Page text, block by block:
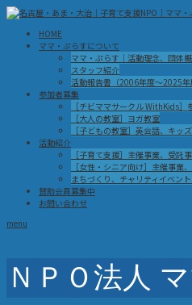
HOME
ママ・ぷらすについて
ママ・ぷらす｜活動理念、団体
スタッフ紹介
活動報告書（2006年度～2025年
参加者募集
［チビママサークル WithKids
［大人の教室］ヨガ教室
［子どもの教室］英会話、キッ
活動紹介
［子育て支援］主催事業、受託
［女性・シニア向け］主催事業
まちづくり、チャリティイベン
賛助会員募集中
お問い合わせ
menu
ＮＰＯ法人